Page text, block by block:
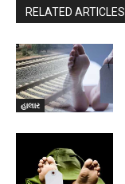
RELATED ARTICLES
હાલાર